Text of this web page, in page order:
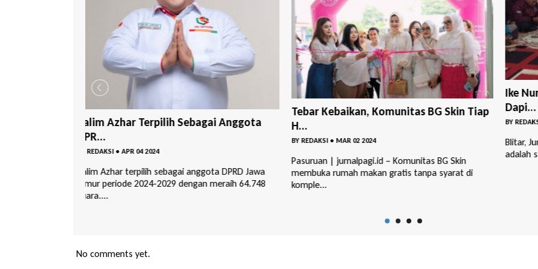
Tebar Kebaikan, Komunitas BG Skin Tiap
H...
BYREDAKSI
membuka rumah makan gratis tanpa syarat di
komple...
Ike Nurdiani Caleg DPRD Kab Blitar,
Dapi...
Blitar, Jurnalpagi.id – Musyawarah bersama warga
adalah salah satu cara yang sangat baik untuk...
BY
No comments yet.